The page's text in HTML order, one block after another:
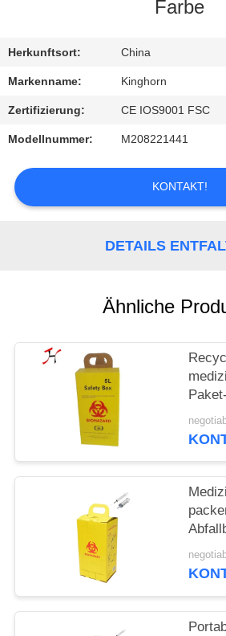
SIE
MIT
UNS
IN
VERBINDUNG
FORDERN
NACHRICHTEN
Farbe
Herkunftsort: China
Markenname: Kinghorn
Zertifizierung: CE IOS9001 FSC
Modellnummer: M208221441
KONTAKT!
DETAILS
Ähnliche